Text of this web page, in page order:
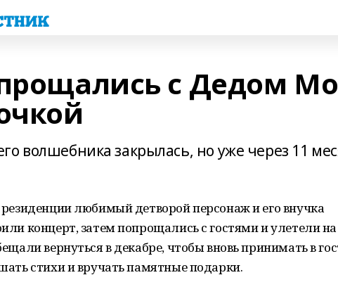
с Дедом
волшебника закрылась, но уже через 11
любимый детворой персонаж и его внучка
концерт, затем попрощались с гостями и улетели на
вернуться в декабре, чтобы вновь принимать в
стихи и вручать памятные подарки.